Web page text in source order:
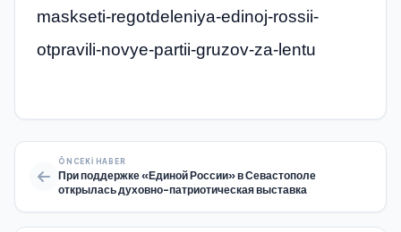
maskseti-regotdeleniya-edinoj-rossii-
otpravili-novye-partii-gruzov-za-lentu
ÖNCEKI HABER
При поддержке «Единой России» в Севастополе
открылась духовно-патриотическая выставка